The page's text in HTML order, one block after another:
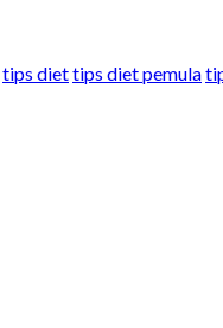
tips diettips diet pemula